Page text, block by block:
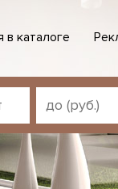
в каталоге